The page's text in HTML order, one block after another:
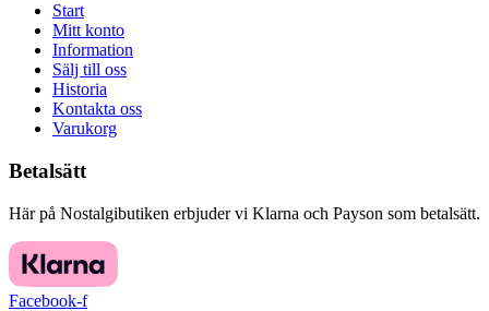
Start
Mitt konto
Information
Sälj till oss
Historia
Kontakta oss
Varukorg
Betalsätt
Här på Nostalgibutiken erbjuder vi Klarna och Payson som betalsätt.
Facebook-f